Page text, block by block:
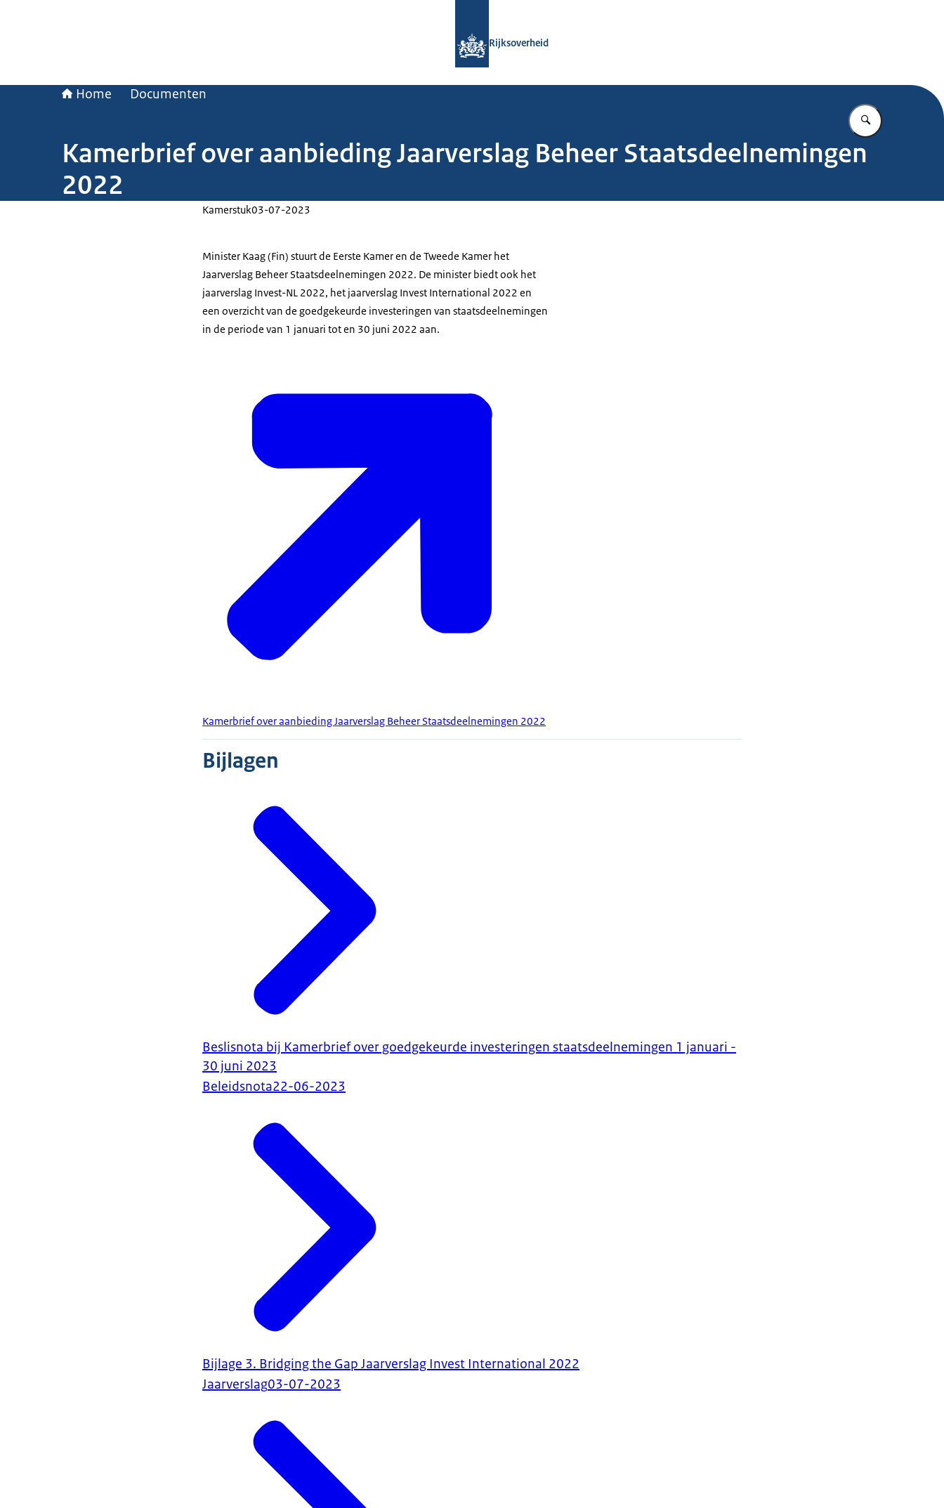
Rijksoverheid
Home Documenten
Vul in wat u
Kamerbrief over aanbieding Jaarverslag Beheer Staatsdeelnemingen
2022
Kamerstuk03-07-2023
Minister Kaag (Fin) stuurt de Eerste Kamer en de Tweede Kamer het
Jaarverslag Beheer Staatsdeelnemingen 2022. De minister biedt ook het
jaarverslag Invest-NL 2022, het jaarverslag Invest International 2022 en
een overzicht van de goedgekeurde investeringen van staatsdeelnemingen
in de periode van 1 januari tot en 30 juni 2022 aan.
Kamerbrief over aanbieding Jaarverslag Beheer Staatsdeelnemingen 2022
Bijlagen
Beslisnota bij Kamerbrief over goedgekeurde investeringen staatsdeelnemingen 1 januari -
30 juni 2023
Beleidsnota22-06-2023
Bijlage 3. Bridging the Gap Jaarverslag Invest International 2022
Jaarverslag03-07-2023